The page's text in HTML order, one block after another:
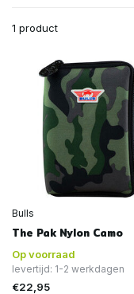
1 product
Bulls
The Pak Nylon Camo
Op voorraad
levertijd: 1-2 werkdagen
€22,95